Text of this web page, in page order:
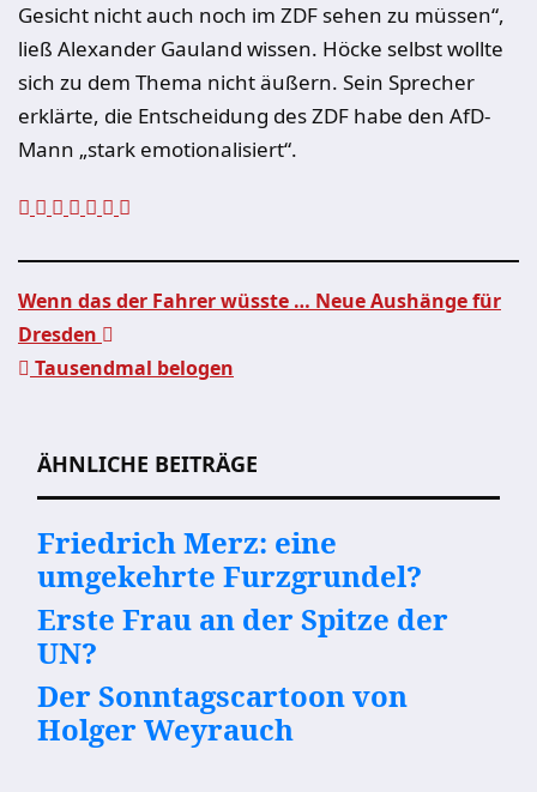
Gesicht nicht auch noch im ZDF sehen zu müssen“,
ließ Alexander Gauland wissen. Höcke selbst wollte
sich zu dem Thema nicht äußern. Sein Sprecher
erklärte, die Entscheidung des ZDF habe den AfD-
Mann „stark emotionalisiert“.
Beitragsnavigation
Wenn das der Fahrer wüsste … Neue Aushänge für
Dresden
Tausendmal belogen
ÄHNLICHE BEITRÄGE
Friedrich Merz: eine
umgekehrte Furzgrundel?
Erste Frau an der Spitze der
UN?
Der Sonntagscartoon von
Holger Weyrauch